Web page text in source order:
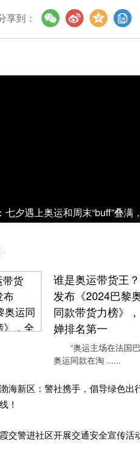
享到：
谁是奥运带货王
发布《2024巴黎
同款带货力榜》
婵排名第一
“奥运主场在法国
奥运同款在淘 ......
海新区：警社携手，倡导绿色出
！
交警进社区开展交通安全宣传活